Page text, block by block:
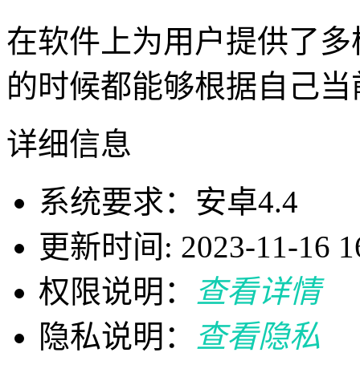
在软件上为用户提供了
的时候都能够根据自己
详细信息
系统要求：安卓4.4
更新时间: 2023-11-16
权限说明：
查看详情
隐私说明：
查看隐私